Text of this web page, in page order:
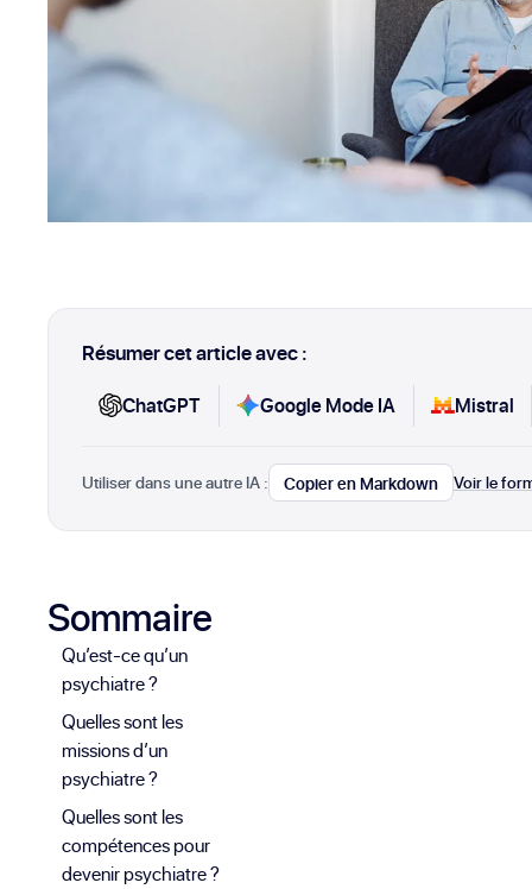
Résumer cet article avec :
ChatGPT Google Mode IA Mistral
Utiliser dans une autre IA : Copier en Markdown Voir le
Sommaire
Qu’est-ce qu’un
psychiatre ?
Quelles sont les
missions d’un
psychiatre ?
Quelles sont les
compétences pour
devenir psychiatre ?